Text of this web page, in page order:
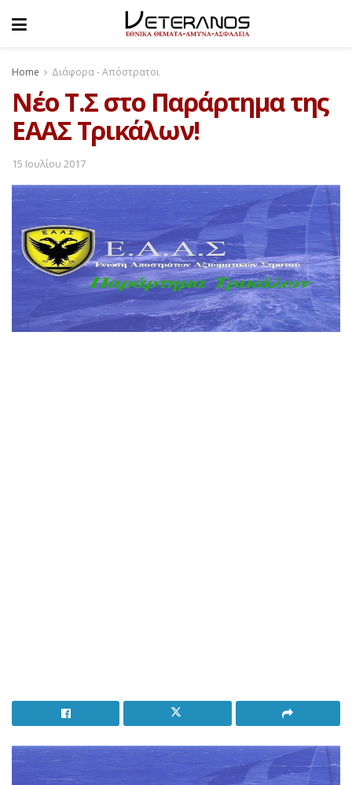
Home Διάφορα - Απόστρατοι
Νέο Τ.Σ στο Παράρτημα της
ΕΑΑΣ Τρικάλων!
15 Ιουλίου 2017